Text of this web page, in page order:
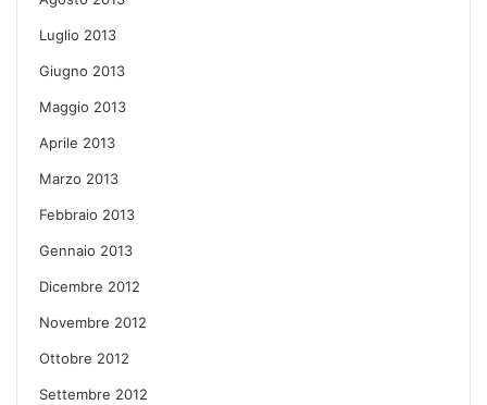
Luglio 2013
Giugno 2013
Maggio 2013
Aprile 2013
Marzo 2013
Febbraio 2013
Gennaio 2013
Dicembre 2012
Novembre 2012
Ottobre 2012
Settembre 2012